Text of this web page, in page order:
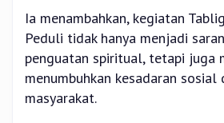
Ia menambahkan, kegiatan
Peduli tidak hanya menjadi
penguatan spiritual, tetapi juga
menumbuhkan kesadaran sosial
masyarakat.